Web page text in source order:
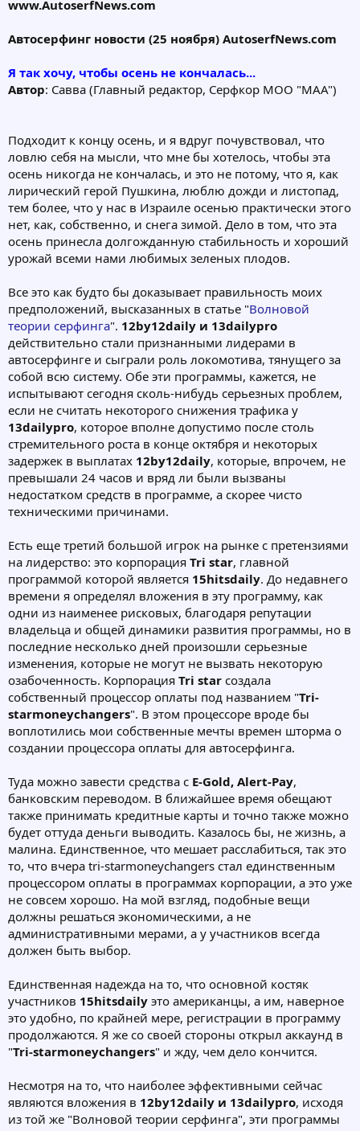
www.AutoserfNews.com
Автосерфинг новости (25 ноября) AutoserfNews.com
Я так хочу, чтобы осень не кончалась...
Автор: Савва (Главный редактор, Серфкор МОО "МАА")
Подходит к концу осень, и я вдруг почувствовал, что
ловлю себя на мысли, что мне бы хотелось, чтобы эта
осень никогда не кончалась, и это не потому, что я, как
лирический герой Пушкина, люблю дожди и листопад,
тем более, что у нас в Израиле осенью практически этого
нет, как, собственно, и снега зимой. Дело в том, что эта
осень принесла долгожданную стабильность и хороший
урожай всеми нами любимых зеленых плодов.
Все это как будто бы доказывает правильность моих
предположений, высказанных в статье "Волновой
теории серфинга". 12by12daily и 13dailypro
действительно стали признанными лидерами в
автосерфинге и сыграли роль локомотива, тянущего за
собой всю систему. Обе эти программы, кажется, не
испытывают сегодня сколь-нибудь серьезных проблем,
если не считать некоторого снижения трафика у
13dailypro, которое вполне допустимо после столь
стремительного роста в конце октября и некоторых
задержек в выплатах 12by12daily, которые, впрочем, не
превышали 24 часов и вряд ли были вызваны
недостатком средств в программе, а скорее чисто
техническими причинами.
Есть еще третий большой игрок на рынке с претензиями
на лидерство: это корпорация Tri star, главной
программой которой является 15hitsdaily. До недавнего
времени я определял вложения в эту программу, как
одни из наименее рисковых, благодаря репутации
владельца и общей динамики развития программы, но в
последние несколько дней произошли серьезные
изменения, которые не могут не вызвать некоторую
озабоченность. Корпорация Tri star создала
собственный процессор оплаты под названием "Tri-
starmoneychangers". В этом процессоре вроде бы
воплотились мои собственные мечты времен шторма о
создании процессора оплаты для автосерфинга.
Туда можно завести средства с E-Gold, Alert-Pay,
банковским переводом. В ближайшее время обещают
также принимать кредитные карты и точно также можно
будет оттуда деньги выводить. Казалось бы, не жизнь, а
малина. Единственное, что мешает расслабиться, так это
то, что вчера tri-starmoneychangers стал единственным
процессором оплаты в программах корпорации, а это уже
не совсем хорошо. На мой взгляд, подобные вещи
должны решаться экономическими, а не
административными мерами, а у участников всегда
должен быть выбор.
Единственная надежда на то, что основной костяк
участников 15hitsdaily это американцы, а им, наверное
это удобно, по крайней мере, регистрации в программу
продолжаются. Я же со своей стороны открыл аккаунд в
"Tri-starmoneychangers" и жду, чем дело кончится.
Несмотря на то, что наиболее эффективными сейчас
являются вложения в 12by12daily и 13dailypro, исходя
из той же "Волновой теории серфинга", эти программы